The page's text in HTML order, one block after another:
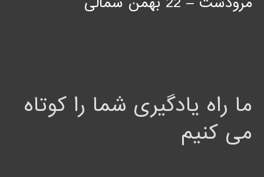
ما راه یادگیری شما را کوتاه
می کنیم